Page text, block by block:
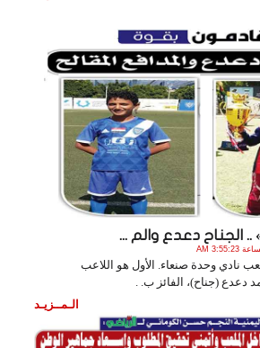
الجناح دعدع والم ...
نادي وحدة صنعاء. الأول هو اللاعب
دعدع (جناح)، الفائز ب. .
الـمــزيـد